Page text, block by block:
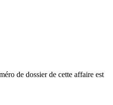
de dossier de cette affaire est